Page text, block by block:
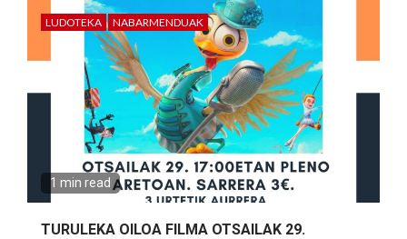
LUDOTEKA NABARMENDUAK
1 min read
TURULEKA OILOA FILMA OTSAILAK 29.